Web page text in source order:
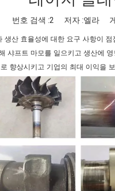
번호 검색 :2 저자 :엘라
산 효율성에 대한 요구 사항이
샤프트 마모를 일으키고 생산에
향상시키고 기업의 최대 이익을